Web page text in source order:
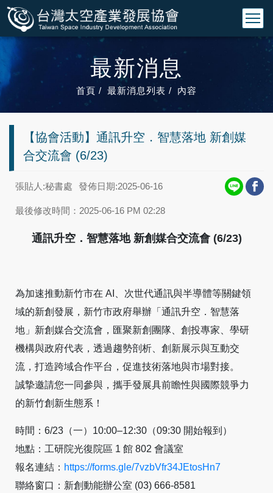
最新消息
首頁 最新消息列表 內容
【協會活動】通訊升空．智慧落地 新創媒
合交流會 (6/23)
張貼人:秘書處 發佈日期:2025-06-16
最後修改時間：2025-06-16 PM 02:28
通訊升空．智慧落地 新創媒合交流會 (6/23)
為加速推動新竹市在 AI、次世代通訊與半導體等關鍵領
域的新創發展，新竹市政府舉辦「通訊升空．智慧落
地」新創媒合交流會，匯聚新創團隊、創投專家、學研
機構與政府代表，透過趨勢剖析、創新展示與互動交
流，打造跨域合作平台，促進技術落地與市場對接。
誠摯邀請您一同參與，攜手發展具前瞻性與國際競爭力
的新竹創新生態系！
時間：6/23（一）10:00–12:30（09:30 開始報到）
地點：工研院光復院區 1 館 802 會議室
報名連結： https://forms.gle/7vzbVfr34JEtosHn7
聯絡窗口：新創動能辦公室 (03) 666-8581